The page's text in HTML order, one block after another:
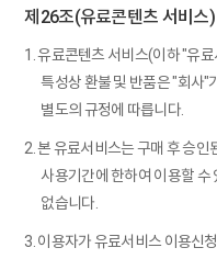
제26조(유료콘텐츠 서비스)
1. 유료콘텐츠 서비스(이하 "유
특성상 환불 및 반품은 "회사"
별도의 규정에 따릅니다.
2. 본 유료서비스는 구매 후 승
사용기간에 한하여 이용할 수
없습니다.
3. 이용자가 유료서비스 이용신